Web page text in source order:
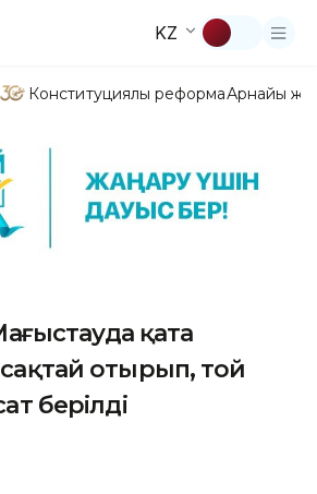
KZ
Конституциялық реформаАрнайы
қатаң
отырып, той
берілді